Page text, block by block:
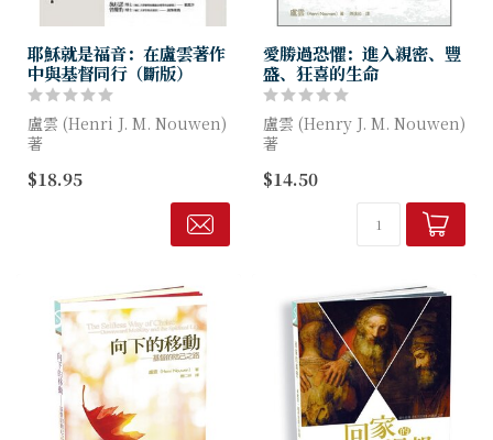
耶穌就是福音：在盧雲著作
中與基督同行（斷版）
盧雲 (Henri J. M. Nouwen)
著
本書蒐集了盧雲四十幾本著作
中關於耶穌生平的書寫，藉著
特殊的圖文編排，向讀者發出
一個邀請，與盧雲一起進入...
$18.95
愛勝過恐懼：進入親密、豐
盛、狂喜的生命
盧雲 (Henry J. M. Nouwen)
著
揮別恐懼，找回愛的印記，
進行一趟住到愛裡的屬靈遷
$14.50